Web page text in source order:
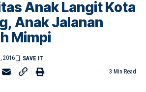
Anak Langit Kota
Anak Jalanan
Mimpi
2016
3 Min Read